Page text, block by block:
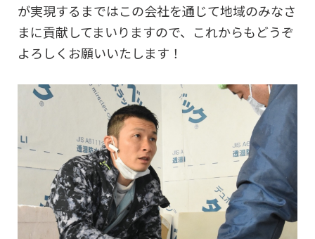
が実現するまではこの会社を通じて地域のみなさ
まに貢献してまいりますので、これからもどうぞ
よろしくお願いいたします！